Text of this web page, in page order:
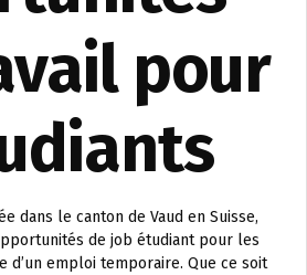
pour
dans le canton de Vaud en Suisse,
de job étudiant pour les
d’un emploi temporaire. Que ce soit